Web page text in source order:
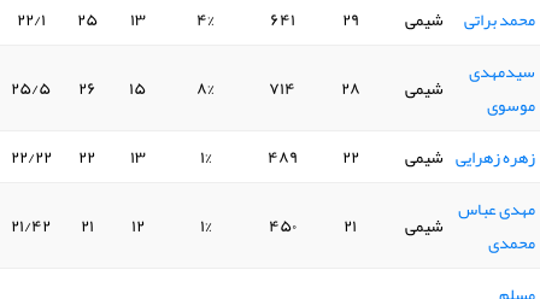
۲۲/۱
۲۵ ۱۳ ۴% ۶۴۱ ۲۹ شیمی محمد براتی
۲۵/۵ ۲۶ ۱۵ ۸% ۷۱۴ ۲۸ شیمی
سیدمهدی
موسوی
۲۲/۲۲
۲۲ ۱۳ ۱% ۴۸۹ ۲۲ شیمی زهره زهرایی
۲۱/۴۲ ۲۱ ۱۲ ۱% ۴۵۰ ۲۱ شیمی مهدی عباس
محمدی